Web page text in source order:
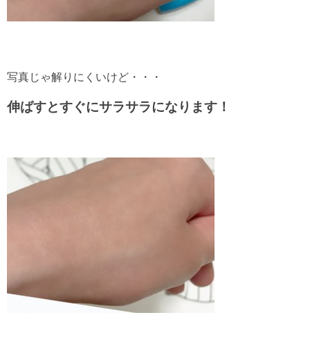
写真じゃ解りにくいけど・・・
伸ばすとすぐにサラサラになります！